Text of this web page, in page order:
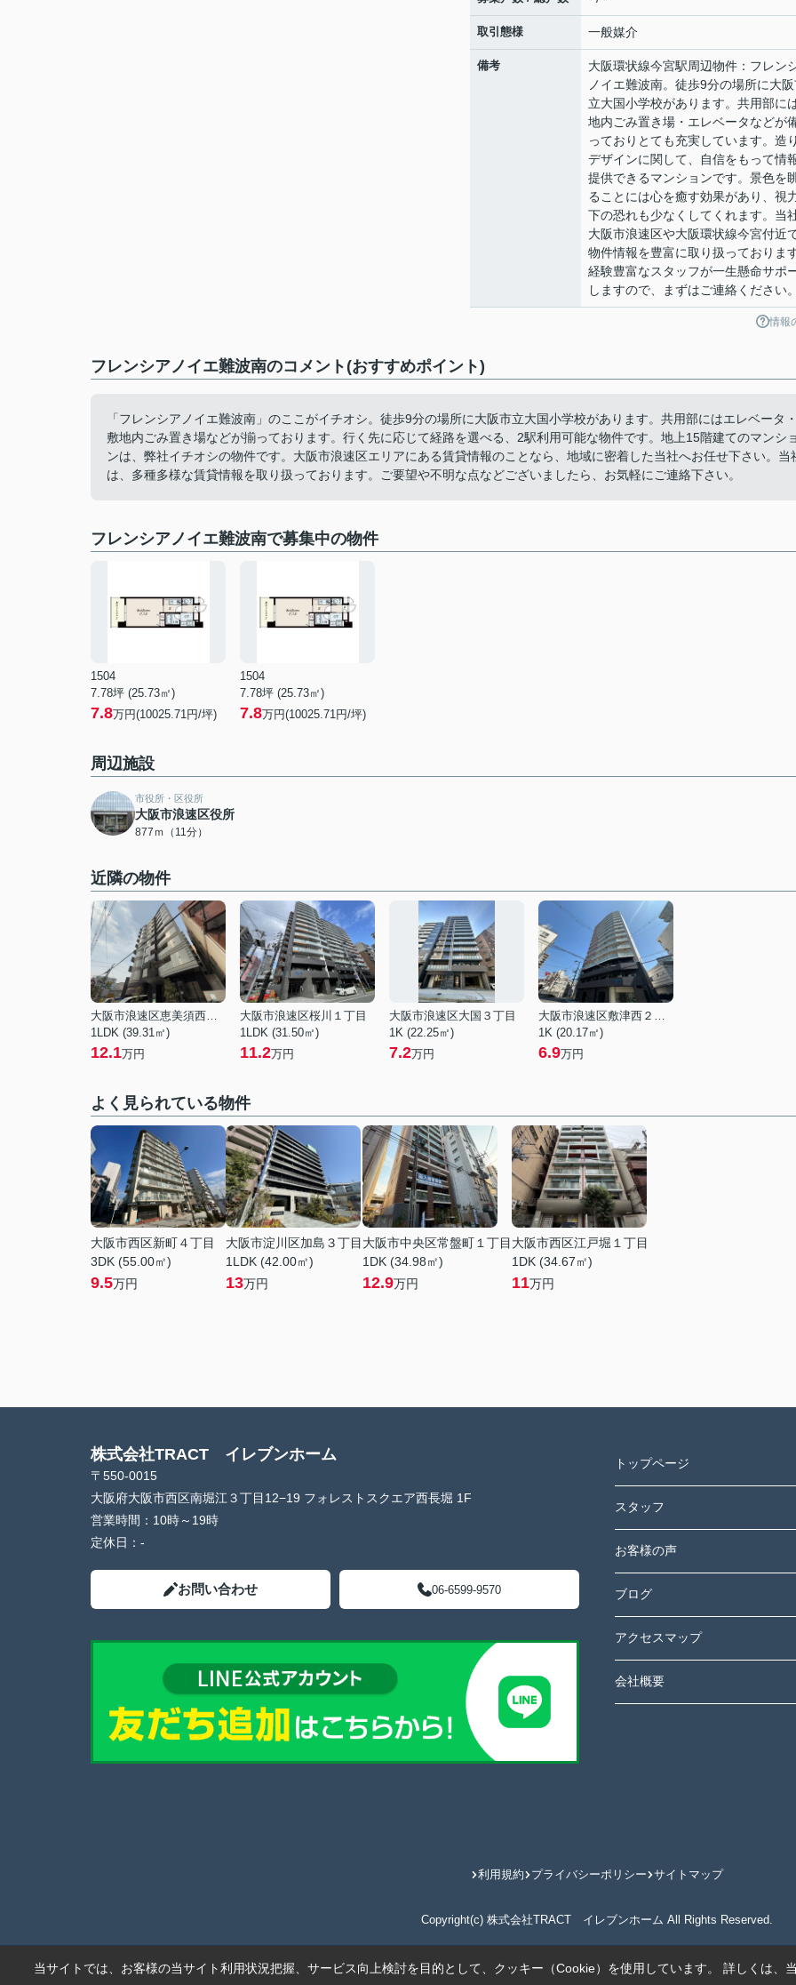
取引態様 一般媒介
備考
大阪環状線今宮駅周辺物件：フレン
ノイエ難波南。徒歩9分の場所に大
立大国小学校があります。共用部に
地内ごみ置き場・エレベータなどが
っておりとても充実しています。造
デザインに関して、自信をもって情
提供できるマンションです。景色を
ることには心を癒す効果があり、視
下の恐れも少なくしてくれます。当
大阪市浪速区や大阪環状線今宮付近
物件情報を豊富に取り扱っております
経験豊富なスタッフが一生懸命サポ
しますので、まずはご連絡ください。
情報
フレンシアノイエ難波南のコメント(おすすめポイント)
「フレンシアノイエ難波南」のここがイチオシ。徒歩9分の場所に大阪市立大国小学校があります。共用部にはエレベータ・
敷地内ごみ置き場などが揃っております。行く先に応じて経路を選べる、2駅利用可能な物件です。地上15階建てのマンショ
ンは、弊社イチオシの物件です。大阪市浪速区エリアにある賃貸情報のことなら、地域に密着した当社へお任せ下さい。当
は、多種多様な賃貸情報を取り扱っております。ご要望や不明な点などございましたら、お気軽にご連絡下さい。
フレンシアノイエ難波南で募集中の物件
1504
7.78坪 (25.73㎡)
7.8万円(10025.71円/坪)
1504
7.78坪 (25.73㎡)
7.8万円(10025.71円/坪)
周辺施設
市役所・区役所
大阪市浪速区役所
877ｍ（11分）
近隣の物件
大阪市浪速区恵美須西１丁目
1LDK (39.31㎡)
12.1万円
大阪市浪速区桜川１丁目
1LDK (31.50㎡)
11.2万円
大阪市浪速区大国３丁目
1K (22.25㎡)
7.2万円
大阪市浪速区敷津西２丁目
1K (20.17㎡)
6.9万円
よく見られている物件
大阪市西区新町４丁目
3DK (55.00㎡)
9.5万円
大阪市淀川区加島３丁目
1LDK (42.00㎡)
13万円
大阪市中央区常盤町１丁目
1DK (34.98㎡)
12.9万円
大阪市西区江戸堀１丁目
1DK (34.67㎡)
11万円
株式会社TRACT イレブンホーム
〒550-0015
大阪府大阪市西区南堀江３丁目12−19 フォレストスクエア西長堀 1F
営業時間： 10時～19時
定休日： -
お問い合わせ 06-6599-9570
トップページ
スタッフ
お客様の声
ブログ
アクセスマップ
会社概要
利用規約 プライバシーポリシー サイトマップ
Copyright(c) 株式会社TRACT イレブンホーム All Rights Reserved.
当サイトでは、お客様の当サイト利用状況把握、サービス向上検討を目的として、クッキー（Cookie）を使用しています。 詳しくは、